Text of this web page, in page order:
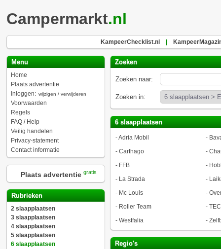
Campermarkt.nl
KampeerChecklist.nl
Menu
Home
Plaats advertentie
Inloggen: wijzigen / verwijderen
Voorwaarden
Regels
FAQ / Help
Veilig handelen
Privacy-statement
Contact informatie
Plaats advertentie gratis
Rubrieken
2 slaapplaatsen
3 slaapplaatsen
4 slaapplaatsen
5 slaapplaatsen
6 slaapplaatsen
Zoeken
Zoeken naar:
Zoeken in:
6 slaapplaatsen
-Adria Mobil -
- Carthago -
- FFB -
- La Strada -
- Mc Louis -
- Roller Team - TEC
- Westfalia -
Regio's